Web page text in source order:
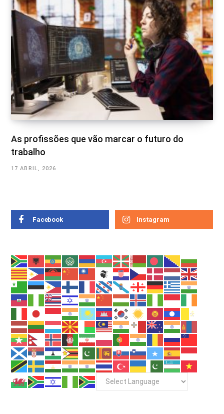
As profissões que vão marcar o futuro do
trabalho
17 ABRIL, 2026
Facebook Instagram